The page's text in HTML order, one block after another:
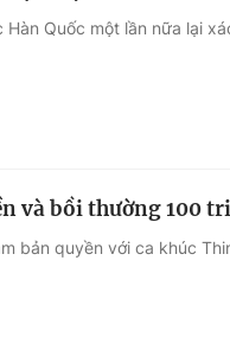
Quốc một lần nữa lại
và bồi thường 100
bản quyền với ca khúc